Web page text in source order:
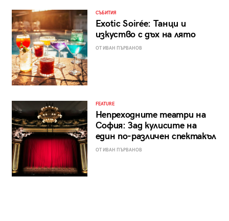
СЪБИТИЯ
Exotic Soirée: Танци и
изкуство с дъх на лято
ОТ ИВАН ПЪРВАНОВ
FEATURE
Непреходните театри на
София: Зад кулисите на
един по-различен спектакъл
ОТ ИВАН ПЪРВАНОВ